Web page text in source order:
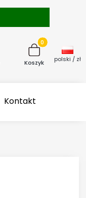
Produkty w
Koszyk polski / zł
Kontakt